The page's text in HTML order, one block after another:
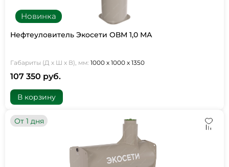
Новинка
Нефтеуловитель Экосети ОВМ 1,0 МА
Габариты (Д х Ш х В), мм: 1000 х 1000 х 1350
107 350 руб.
В корзину
От 1 дня